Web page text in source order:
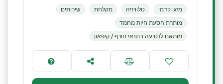
מזגן קדמי טלוויזיה מקלחת
שירותים
מותרת הסעת חיות מחמד
מותאם לנסיעה בתנאי חורף / קיפאון